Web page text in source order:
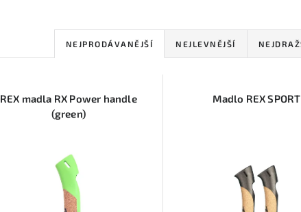
Ř
z
e
í
p
NEJPRODÁVANĚJŠÍ NEJLEVNĚJŠÍ
REX madla RX Power handle
(green)
Madlo REX SPORT